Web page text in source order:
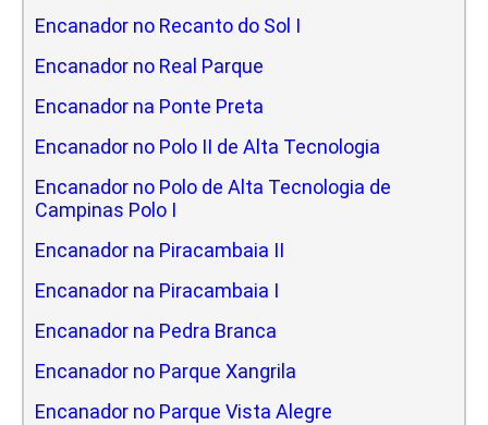
Encanador no Recanto do Sol I
Encanador no Real Parque
Encanador na Ponte Preta
Encanador no Polo II de Alta Tecnologia
Encanador no Polo de Alta Tecnologia de
Campinas Polo I
Encanador na Piracambaia II
Encanador na Piracambaia I
Encanador na Pedra Branca
Encanador no Parque Xangrila
Encanador no Parque Vista Alegre